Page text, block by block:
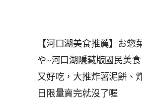
【河口湖美食推薦】お惣
や~河口湖隱藏版國民美
又好吃，大推炸薯泥餅、
日限量賣完就沒了喔